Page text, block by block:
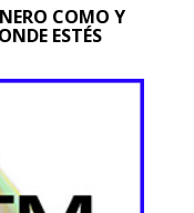
COMO Y
ESTÉS